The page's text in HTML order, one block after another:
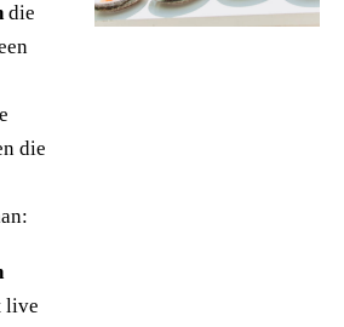
die
die
live